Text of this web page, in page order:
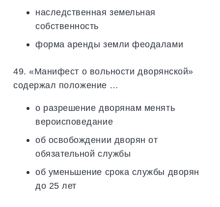
наследственная земельная
собственность
форма аренды земли феодалами
49. «Манифест о вольности дворянской»
содержал положение …
о разрешение дворянам менять
вероисповедание
об освобождении дворян от
обязательной службы
об уменьшение срока службы дворян
до 25 лет